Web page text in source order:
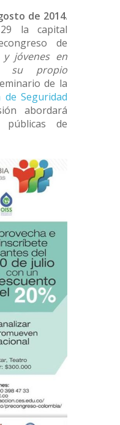
de 2014.
la capital
de
y jóvenes en
su propio
de la
de Seguridad
abordará
de